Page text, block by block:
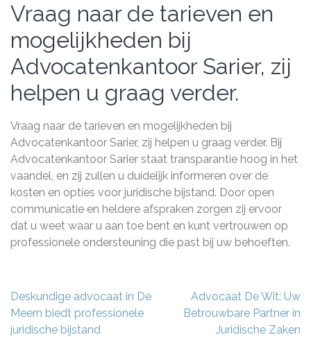
Vraag naar de tarieven en
mogelijkheden bij
Advocatenkantoor Sarier, zij
helpen u graag verder.
Vraag naar de tarieven en mogelijkheden bij
Advocatenkantoor Sarier, zij helpen u graag verder. Bij
Advocatenkantoor Sarier staat transparantie hoog in het
vaandel, en zij zullen u duidelijk informeren over de
kosten en opties voor juridische bijstand. Door open
communicatie en heldere afspraken zorgen zij ervoor
dat u weet waar u aan toe bent en kunt vertrouwen op
professionele ondersteuning die past bij uw behoeften.
Berichtnavigatie
Deskundige advocaat in De
Meern biedt professionele
juridische bijstand
Advocaat De Wit: Uw
Betrouwbare Partner in
Juridische Zaken